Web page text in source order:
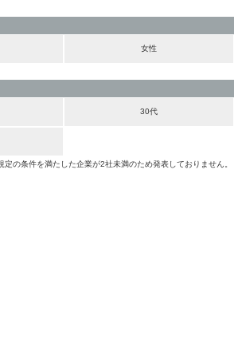
女性
30代
の条件を満たした企業が2社未満のため発表しておりません。